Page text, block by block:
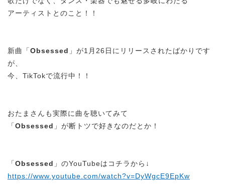
アーティストとのこと！！
新曲「Obsessed 」が1月26日にリリースされたばかりです
が、
今、TikTokで流行中！！
おたまさんも実際に曲を聴いてみて
「Obsessed 」が断トツで好きなのだとか！
「Obsessed 」のYouTubeはコチラから↓
https://www.youtube.com/watch?v=DyWgcE9EpKw